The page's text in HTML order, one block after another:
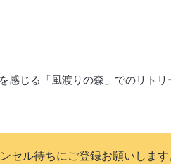
感じる「風渡りの森」でのリトリ
セル待ちにご登録お願いします